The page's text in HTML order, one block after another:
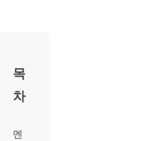
목
차
멘